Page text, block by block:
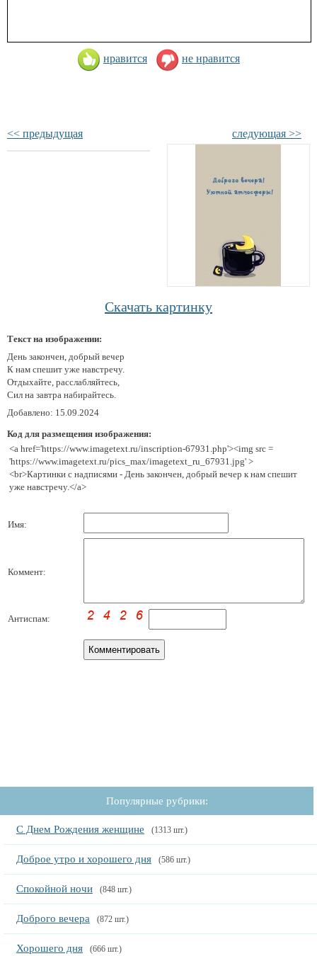
нравится не нравится
<< предыдущая следующая >>
Скачать картинку
Текст на изображении:
День закончен, добрый вечер
К нам спешит уже навстречу.
Отдыхайте, расслабляйтесь,
Сил на завтра набирайтесь.
Добавлено: 15.09.2024
Код для размещения изображения:
<a href='https://www.imagetext.ru/inscription-67931.php'><img src =
'https://www.imagetext.ru/pics_max/imagetext_ru_67931.jpg' >
<br>Картинки с надписями - День закончен, добрый вечер к нам спешит
уже навстречу.</a>
Имя:
Коммент:
Антиспам:
Популярные рубрики:
С Днем Рождения женщине (1313 шт.)
Доброе утро и хорошего дня (586 шт.)
Спокойной ночи (848 шт.)
Доброго вечера (872 шт.)
Хорошего дня (666 шт.)